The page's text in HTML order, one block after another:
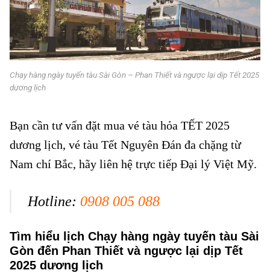
Chạy hàng ngày tuyến tàu Sài Gòn – Phan Thiết và ngược lại dịp Tết 2025
dương lịch
Bạn cần tư vấn đặt mua vé tàu hỏa TẾT 2025
dương lịch, vé tàu Tết Nguyên Đán đa chặng từ
Nam chí Bắc, hãy liên hệ trực tiếp Đại lý Việt Mỹ.
Hotline: 0908 005 088
Tìm hiểu lịch Chạy hàng ngày tuyến tàu Sài
Gòn đến Phan Thiết và ngược lại dịp Tết
2025 dương lịch